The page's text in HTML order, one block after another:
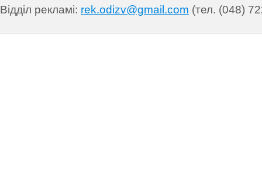
Відділ рекламі: rek.odizv@gmail.com (тел. (048)